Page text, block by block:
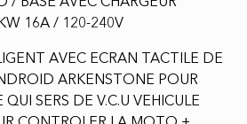
REVOLUTIONNAIRE / SKID
RIGIDE NOIR